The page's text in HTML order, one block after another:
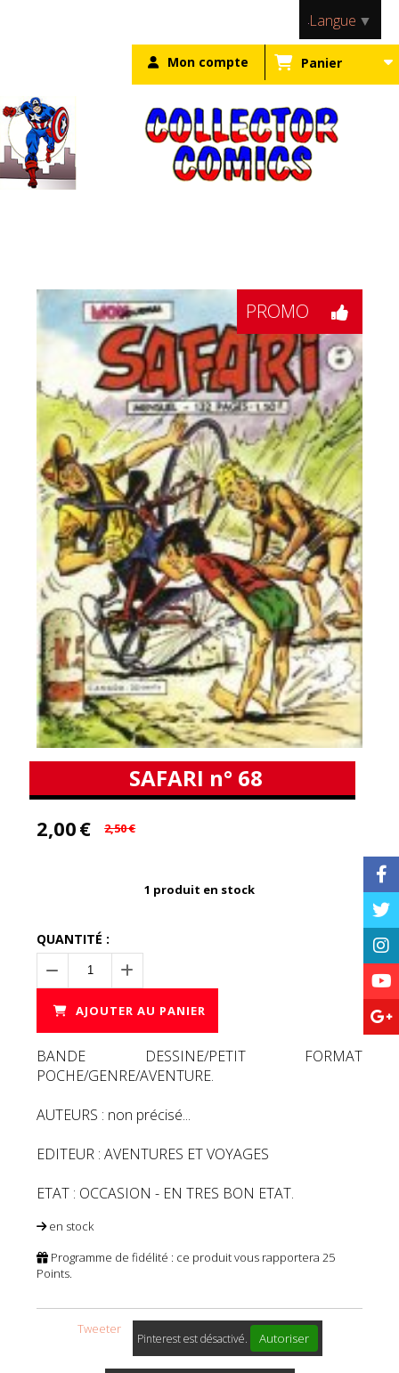
Mon compte Panier
SAFARI n° 68
2,00€ 2,50€
1 produit en stock
QUANTITÉ :
AJOUTER AU PANIER
BANDE DESSINE/PETIT FORMAT
POCHE/GENRE/AVENTURE.
AUTEURS : non précisé...
EDITEUR : AVENTURES ET VOYAGES
ETAT : OCCASION - EN TRES BON ETAT.
en stock
Programme de fidélité : ce produit vous rapportera25
Points.
Tweeter
Pinterest est désactivé. Autoriser
Langue ▼